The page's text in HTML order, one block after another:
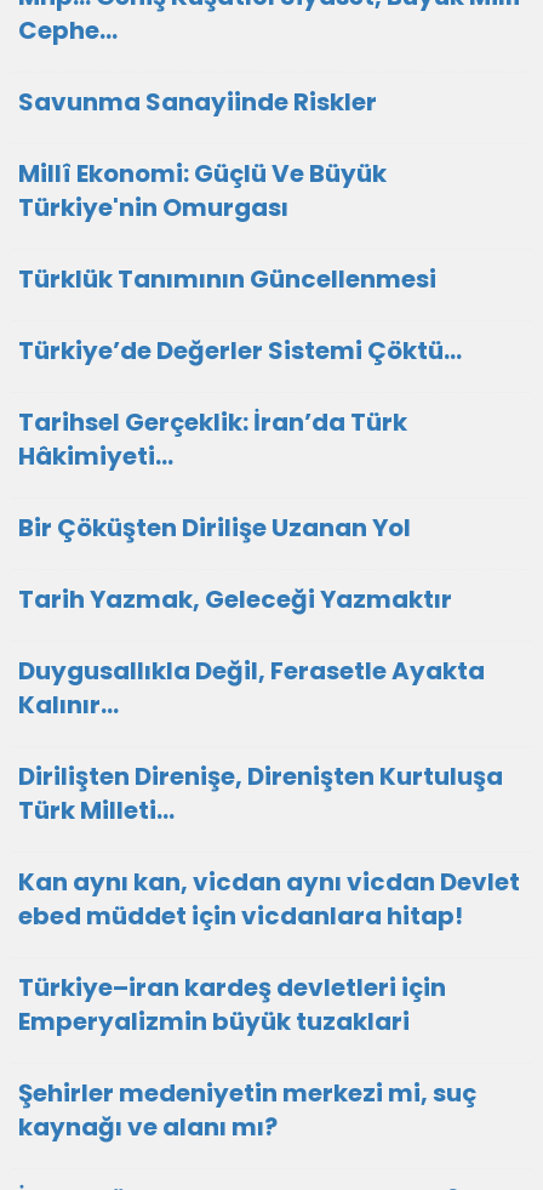
Cephe…
Savunma Sanayiinde Riskler
Millî Ekonomi: Güçlü Ve Büyük
Türkiye'nin Omurgası
Türklük Tanımının Güncellenmesi
Türkiye’de Değerler Sistemi Çöktü…
Tarihsel Gerçeklik: İran’da Türk
Hâkimiyeti…
Bir Çöküşten Dirilişe Uzanan Yol
Tarih Yazmak, Geleceği Yazmaktır
Duygusallıkla Değil, Ferasetle Ayakta
Kalınır…
Dirilişten Direnişe, Direnişten Kurtuluşa
Türk Milleti…
Kan aynı kan, vicdan aynı vicdan Devlet
ebed müddet için vicdanlara hitap!
Türkiye–iran kardeş devletleri için
Emperyalizmin büyük tuzaklari
Şehirler medeniyetin merkezi mi, suç
kaynağı ve alanı mı?